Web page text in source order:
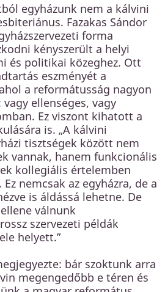
egyházunk nem a kálvini
Fazakas Sándor
forma
kényszerült a helyi
és politikai közeghez. Ott
eszményét a
a reformátusság nagyon
ellenséges, vagy
Ez viszont kihatott a
is. „A kálvini
tisztségek között nem
vannak, hanem funkcionális
kollegiális értelemben
nemcsak az egyházra, de a
is áldássá lehetne. De
válnunk
szervezeti példák
helyett.”
bár szoktunk arra
megengedőbb e téren és